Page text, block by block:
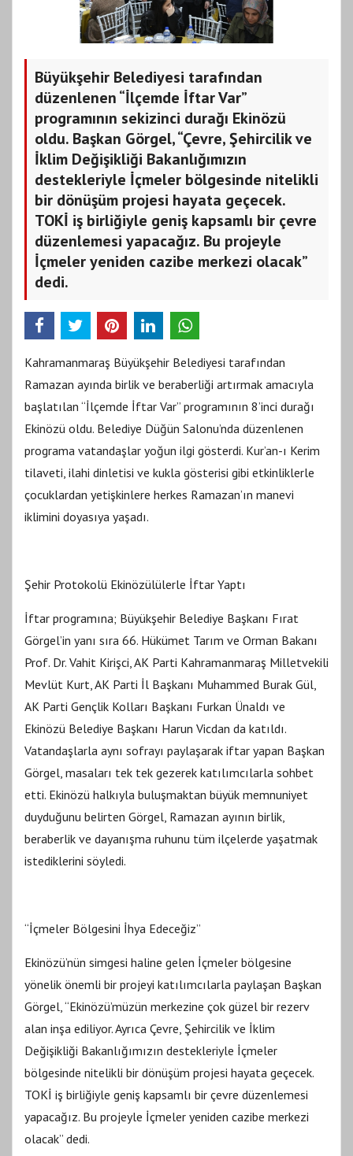
Büyükşehir Belediyesi tarafından
düzenlenen “İlçemde İftar Var”
programının sekizinci durağı Ekinözü
oldu. Başkan Görgel, “Çevre, Şehircilik ve
İklim Değişikliği Bakanlığımızın
destekleriyle İçmeler bölgesinde nitelikli
bir dönüşüm projesi hayata geçecek.
TOKİ iş birliğiyle geniş kapsamlı bir çevre
düzenlemesi yapacağız. Bu projeyle
İçmeler yeniden cazibe merkezi olacak”
dedi.
Kahramanmaraş Büyükşehir Belediyesi tarafından
Ramazan ayında birlik ve beraberliği artırmak amacıyla
başlatılan “İlçemde İftar Var” programının 8’inci durağı
Ekinözü oldu. Belediye Düğün Salonu’nda düzenlenen
programa vatandaşlar yoğun ilgi gösterdi. Kur’an-ı Kerim
tilaveti, ilahi dinletisi ve kukla gösterisi gibi etkinliklerle
çocuklardan yetişkinlere herkes Ramazan’ın manevi
iklimini doyasıya yaşadı.
Şehir Protokolü Ekinözülülerle İftar Yaptı
İftar programına; Büyükşehir Belediye Başkanı Fırat
Görgel’in yanı sıra 66. Hükümet Tarım ve Orman Bakanı
Prof. Dr. Vahit Kirişci, AK Parti Kahramanmaraş Milletvekili
Mevlüt Kurt, AK Parti İl Başkanı Muhammed Burak Gül,
AK Parti Gençlik Kolları Başkanı Furkan Ünaldı ve
Ekinözü Belediye Başkanı Harun Vicdan da katıldı.
Vatandaşlarla aynı sofrayı paylaşarak iftar yapan Başkan
Görgel, masaları tek tek gezerek katılımcılarla sohbet
etti. Ekinözü halkıyla buluşmaktan büyük memnuniyet
duyduğunu belirten Görgel, Ramazan ayının birlik,
beraberlik ve dayanışma ruhunu tüm ilçelerde yaşatmak
istediklerini söyledi.
“İçmeler Bölgesini İhya Edeceğiz”
Ekinözü’nün simgesi haline gelen İçmeler bölgesine
yönelik önemli bir projeyi katılımcılarla paylaşan Başkan
Görgel, “Ekinözü’müzün merkezine çok güzel bir rezerv
alan inşa ediliyor. Ayrıca Çevre, Şehircilik ve İklim
Değişikliği Bakanlığımızın destekleriyle İçmeler
bölgesinde nitelikli bir dönüşüm projesi hayata geçecek.
TOKİ iş birliğiyle geniş kapsamlı bir çevre düzenlemesi
yapacağız. Bu projeyle İçmeler yeniden cazibe merkezi
olacak” dedi.